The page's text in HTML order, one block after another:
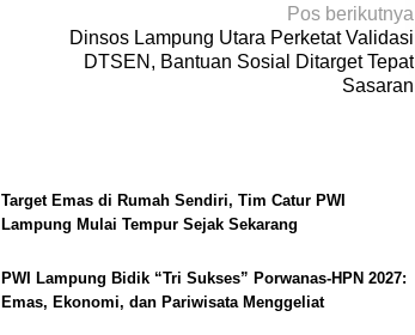
Pos berikutnya
Dinsos Lampung Utara Perketat Validasi
DTSEN, Bantuan Sosial Ditarget Tepat
Sasaran
Target Emas di Rumah Sendiri, Tim Catur PWI
Lampung Mulai Tempur Sejak Sekarang
PWI Lampung Bidik “Tri Sukses” Porwanas-HPN 2027:
Emas, Ekonomi, dan Pariwisata Menggeliat